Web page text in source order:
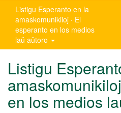
Listigu Esperanto en la
amaskomunikiloj · El
esperanto en los medios
laŭ aŭtoro
Listigu
en los medios